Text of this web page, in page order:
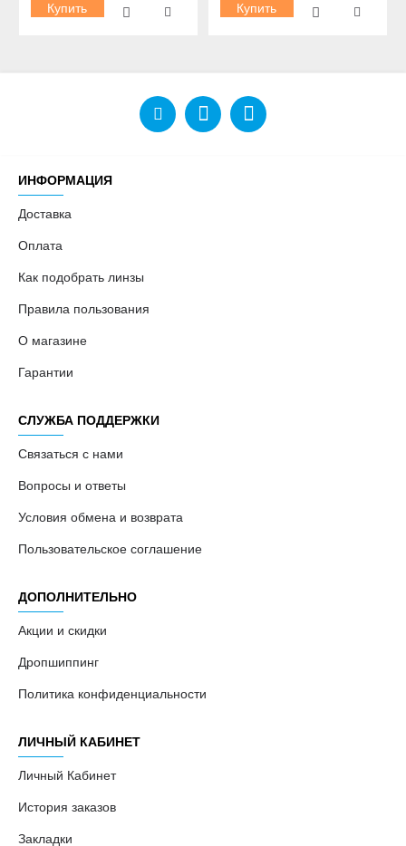
Купить Купить
ИНФОРМАЦИЯ
Доставка
Оплата
Как подобрать линзы
Правила пользования
О магазине
Гарантии
СЛУЖБА ПОДДЕРЖКИ
Связаться с нами
Вопросы и ответы
Условия обмена и возврата
Пользовательское соглашение
ДОПОЛНИТЕЛЬНО
Акции и скидки
Дропшиппинг
Политика конфиденциальности
ЛИЧНЫЙ КАБИНЕТ
Личный Кабинет
История заказов
Закладки